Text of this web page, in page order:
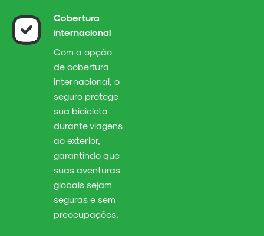
Cobertura
internacional
Com a opção
de cobertura
internacional, o
seguro protege
sua bicicleta
durante viagens
ao exterior,
garantindo que
suas aventuras
globais sejam
seguras e sem
preocupações.